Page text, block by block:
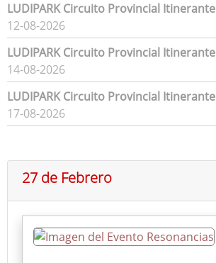
LUDIPARK Circuito Provincial Itinerante
12-08-2026
LUDIPARK Circuito Provincial Itinerante
14-08-2026
LUDIPARK Circuito Provincial Itinerante
17-08-2026
27 de Febrero